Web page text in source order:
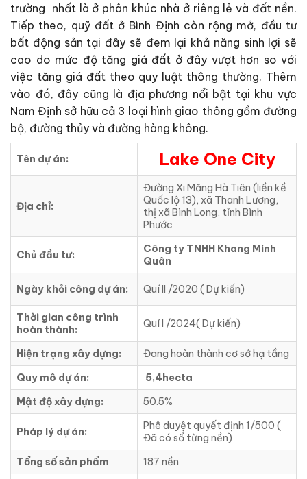
trường nhất là ở phân khúc nhà ở riêng lẻ và đất nền.
Tiếp theo, quỹ đất ở Bình Định còn rộng mở, đầu tư
bất động sản tại đây sẽ đem lại khả năng sinh lợi sẽ
cao do mức độ tăng giá đất ở đây vượt hơn so với
việc tăng giá đất theo quy luật thông thường. Thêm
vào đó, đây cũng là địa phương nổi bật tại khu vực
Nam Định sở hữu cả 3 loại hình giao thông gồm đường
bộ, đường thủy và đường hàng không.
Tên dự án: Lake One City
Địa chỉ:
Đường Xi Măng Hà Tiên (liền kề
Quốc lộ 13), xã Thanh Lương,
thị xã Bình Long, tỉnh Bình
Phước
Chủ đầu tư:
Công ty TNHH Khang Minh
Quân
Ngày khỏi công dự án: Quí II /2020 ( Dự kiến)
Thời gian công trình
hoàn thành:
Quí I /2024( Dự kiến)
Hiện trạng xây dựng:
Đang hoàn thành cơ sở hạ tầng
Quy mô dự án:
5,4hecta
Mật độ xây dựng:
50.5%
Pháp lý dự án:
Phê duyệt quyết định 1/500 (
Đã có sổ từng nền)
Tổng số sản phẩm
187 nền